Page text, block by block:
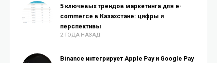
5 ключевых трендов маркетинга для e-
commerce в Казахстане: цифры и
перспективы
2 ГОДА НАЗАД
Binance интегрирует Apple Pay и Google Pay